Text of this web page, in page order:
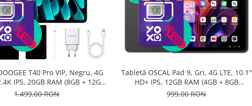
T40 Pro VIP, Negru, 4G
IPS, 20GB RAM (8GB + 12GB
512GB, Helio G99, 10800mAh,
1.499,00 RON
Tabletă OSCAL Pad 9, Gri, 4G LTE, 10.1"
HD+ IPS, 12GB RAM (4GB + 8GB
extensibili), 128GB, Android 15,
999,00 RON